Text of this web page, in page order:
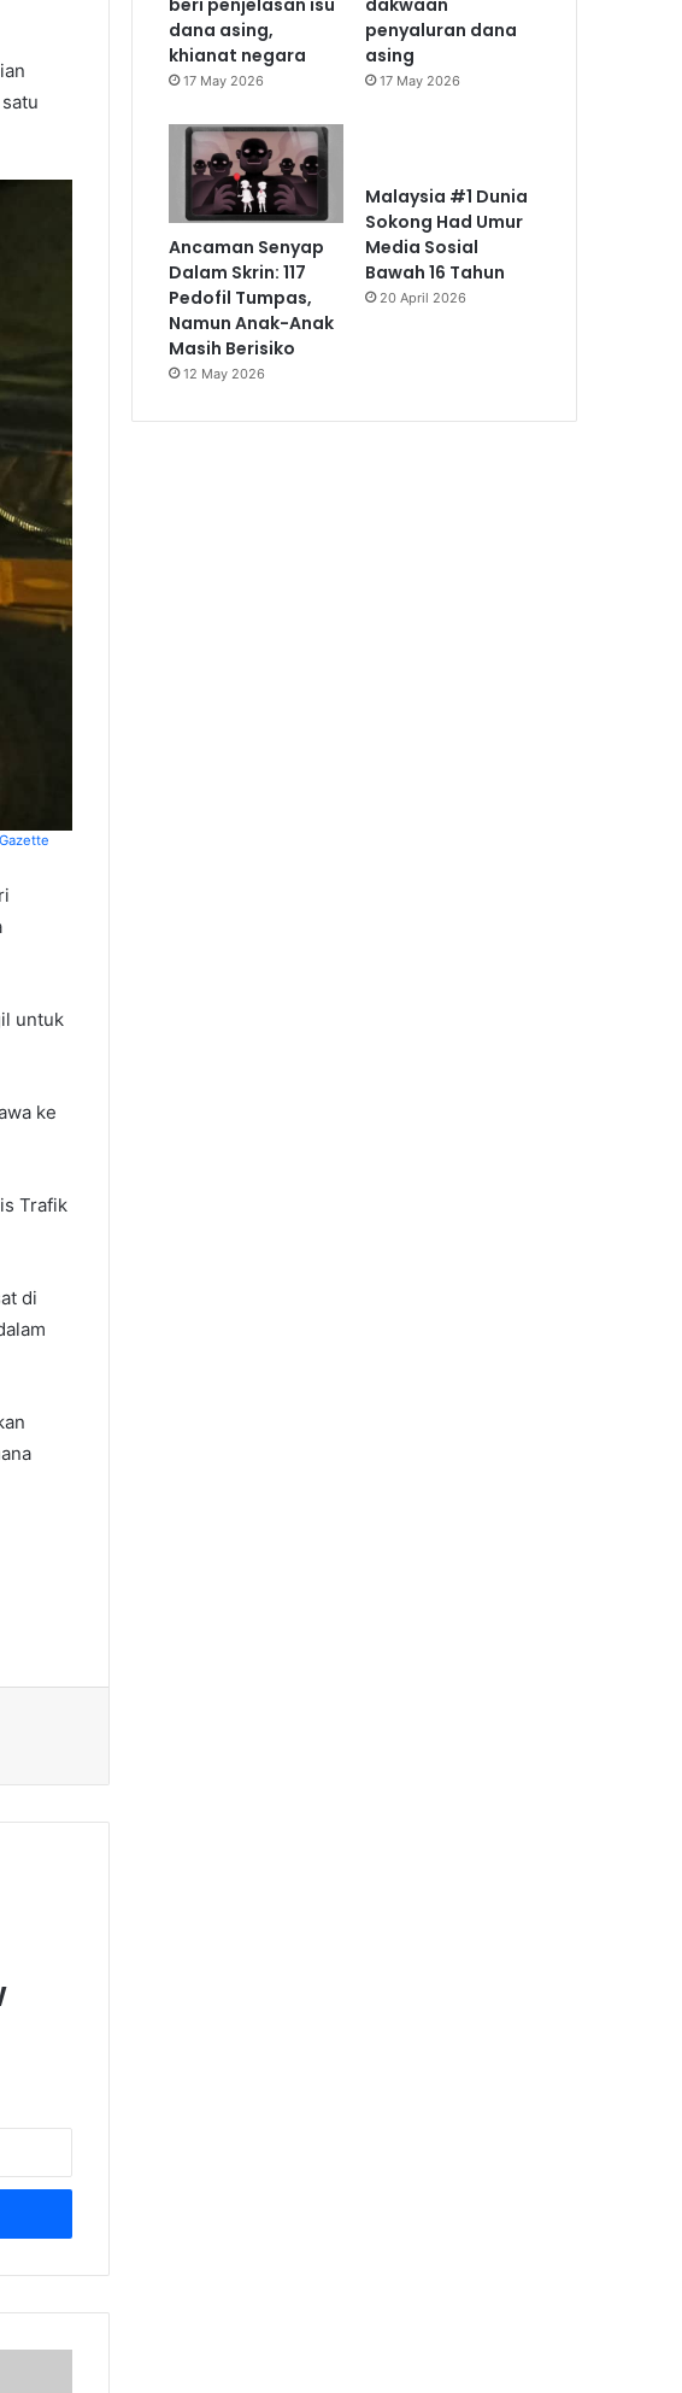
untuk
ke
Trafik
di
dana asing,
khianat negara
17 May 2026
penyaluran dana
asing
17 May 2026
Ancaman Senyap
Dalam Skrin: 117
Pedofil Tumpas,
Namun Anak-Anak
Masih Berisiko
12 May 2026
Malaysia #1 Dunia
Sokong Had Umur
Media Sosial
Bawah 16 Tahun
20 April 2026